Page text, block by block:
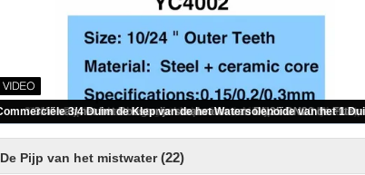
Openluchttuinfontein 0.3mm de Pijp van het Mistwater
De Pijp van het mistwater (22)